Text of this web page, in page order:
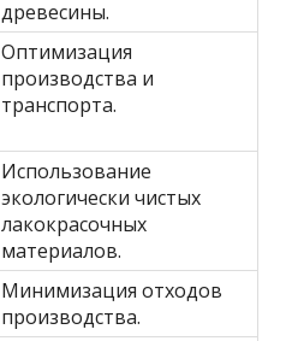
древесины.
Оптимизация
производства и
транспорта.
Использование
экологически чистых
лакокрасочных
материалов.
Минимизация отходов
производства.